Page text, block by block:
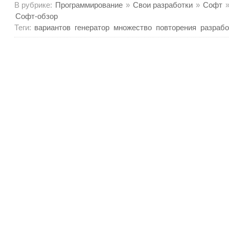
В рубрике: Программирование » Свои разработки » Софт »
Софт-обзор
Теги: вариантов генератор множество повторения